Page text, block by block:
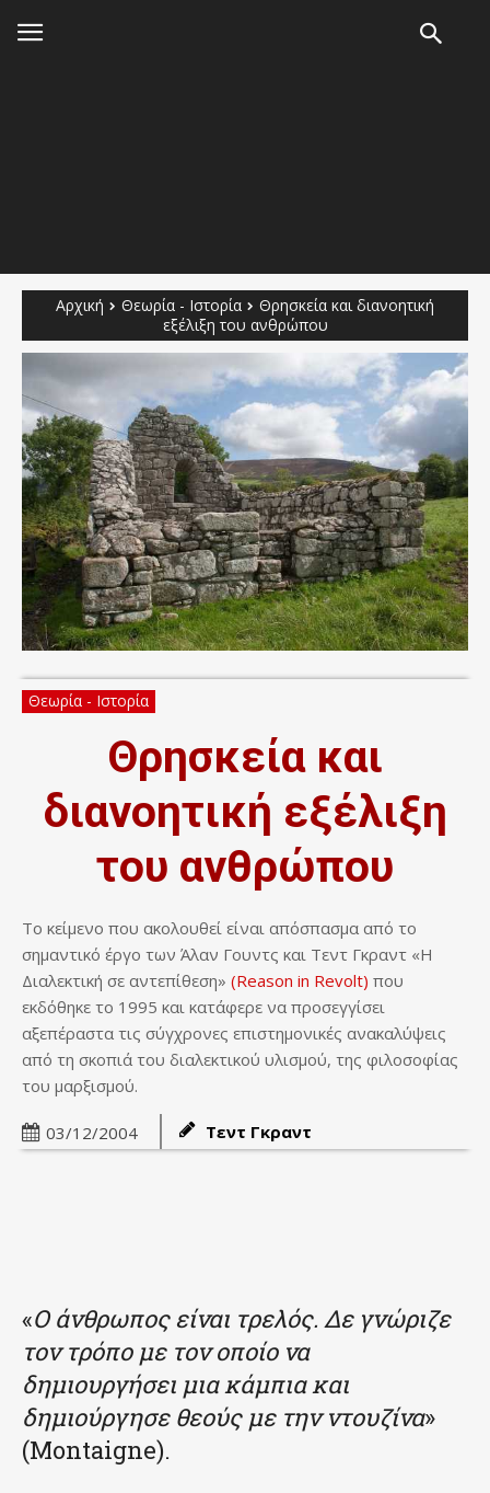
Αρχική Θεωρία - Ιστορία
Θρησκεία και διανοητική
εξέλιξη του ανθρώπου
Θεωρία - Ιστορία
Θρησκεία και
διανοητική εξέλιξη
του ανθρώπου
Το κείμενο που ακολουθεί είναι απόσπασμα από το
σημαντικό έργο των Άλαν Γουντς και Τεντ Γκραντ «Η
Διαλεκτική σε αντεπίθεση» (Reason in Revolt) που
εκδόθηκε το 1995 και κατάφερε να προσεγγίσει
αξεπέραστα τις σύγχρονες επιστημονικές ανακαλύψεις
από τη σκοπιά του διαλεκτικού υλισμού, της φιλοσοφίας
του μαρξισμού.
03/12/2004 Τεντ Γκραντ
«Ο άνθρωπος είναι τρελός. Δε γνώριζε
τον τρόπο με τον οποίο να
δημιουργήσει μια κάμπια και
δημιούργησε θεούς με την ντουζίνα»
(Montaigne).